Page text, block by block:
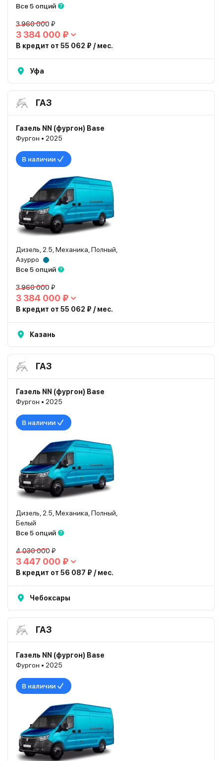
Все 5 опций
3 960 000 ₽
3 384 000 ₽
В кредит от 55 062 ₽ / мес.
Уфа
ГАЗ
Газель NN (фургон) Base
Фургон • 2025
В наличии
Дизель, 2.5, Механика, Полный,
Азурро
Все 5 опций
3 960 000 ₽
3 384 000 ₽
В кредит от 55 062 ₽ / мес.
Казань
ГАЗ
Газель NN (фургон) Base
Фургон • 2025
В наличии
Дизель, 2.5, Механика, Полный,
Белый
Все 5 опций
4 030 000 ₽
3 447 000 ₽
В кредит от 56 087 ₽ / мес.
Чебоксары
ГАЗ
Газель NN (фургон) Base
Фургон • 2025
В наличии